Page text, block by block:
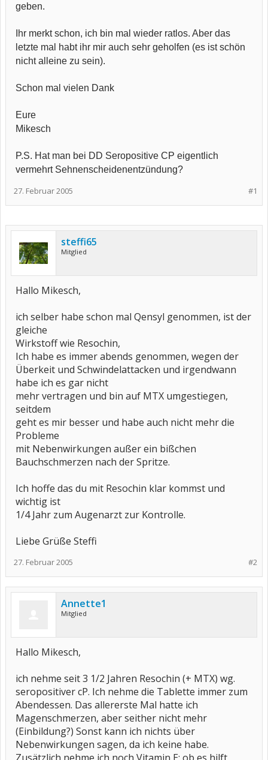
geben.
Ihr merkt schon, ich bin mal wieder ratlos. Aber das
letzte mal habt ihr mir auch sehr geholfen (es ist schön
nicht alleine zu sein).
Schon mal vielen Dank
Eure
Mikesch
P.S. Hat man bei DD Seropositive CP eigentlich
vermehrt Sehnenscheidenentzündung?
#1
27. Februar 2005
steffi65
Mitglied
Hallo Mikesch,
ich selber habe schon mal Qensyl genommen, ist der
gleiche
Wirkstoff wie Resochin,
Ich habe es immer abends genommen, wegen der
Überkeit und Schwindelattacken und irgendwann
habe ich es gar nicht
mehr vertragen und bin auf MTX umgestiegen,
seitdem
geht es mir besser und habe auch nicht mehr die
Probleme
mit Nebenwirkungen außer ein bißchen
Bauchschmerzen nach der Spritze.
Ich hoffe das du mit Resochin klar kommst und
wichtig ist
1/4 Jahr zum Augenarzt zur Kontrolle.
Liebe Grüße Steffi
#2
27. Februar 2005
Annette1
Mitglied
Hallo Mikesch,
ich nehme seit 3 1/2 Jahren Resochin (+ MTX) wg.
seropositiver cP. Ich nehme die Tablette immer zum
Abendessen. Das allererste Mal hatte ich
Magenschmerzen, aber seither nicht mehr
(Einbildung?) Sonst kann ich nichts über
Nebenwirkungen sagen, da ich keine habe.